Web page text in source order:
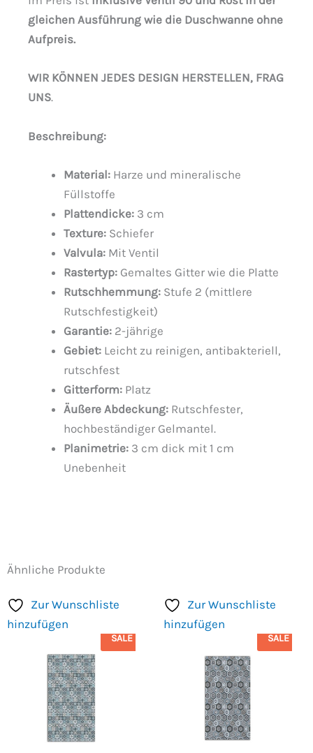
gleichen Ausführung wie die Duschwanne ohne
Aufpreis.
WIR KÖNNEN JEDES DESIGN HERSTELLEN, FRAG
UNS.
Beschreibung:
Material: Harze und mineralische
Füllstoffe
Plattendicke: 3 cm
Texture: Schiefer
Valvula: Mit Ventil
Rastertyp: Gemaltes Gitter wie die Platte
Rutschhemmung: Stufe 2 (mittlere
Rutschfestigkeit)
Garantie: 2-jährige
Gebiet: Leicht zu reinigen, antibakteriell,
rutschfest
Gitterform: Platz
Äußere Abdeckung: Rutschfester,
hochbeständiger Gelmantel.
Planimetrie: 3 cm dick mit 1 cm
Unebenheit
Ähnliche Produkte
Zur Wunschliste
hinzufügen
SALE
Zur Wunschliste
hinzufügen
SALE